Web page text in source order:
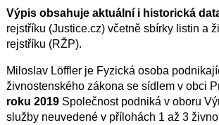
Výpis obsahuje aktuální i historická
rejstříku (Justice.cz) včetně sbírky listin a
rejstříku (RŽP).
Miloslav Löffler je Fyzická osoba
živnostenského zákona se sídlem v obci
roku 2019 Společnost podniká v oboru
služby neuvedené v přílohách 1 až 3